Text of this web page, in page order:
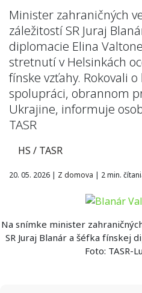
Minister zahraničných
záležitostí SR Juraj
diplomacie Elina
stretnutí v Helsinkách
fínske vzťahy. Rokovali
spolupráci, obrannom
Ukrajine, informuje
TASR
HS / TASR
20. 05. 2026 | Z domova | 2 min.
Na snímke minister
SR Juraj Blanár a šéfka fínskej
Foto: TASR-